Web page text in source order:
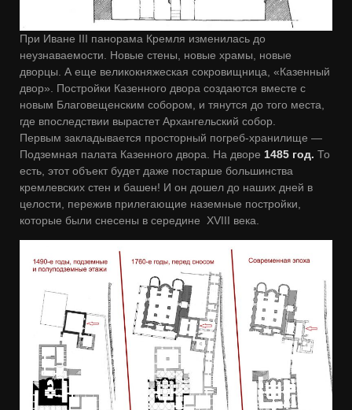
При Иване III панорама Кремля изменилась до
неузнаваемости. Новые стены, новые храмы, новые
дворцы. А еще великокняжеская сокровищница, «Казенный
двор». Постройки Казенного двора создаются вместе с
новым Благовещенским собором, и тянутся до того места,
где впоследствии вырастет Архангельский собор.
Первым закладывается просторный погреб-хранилище ―
Подземная палата Казенного двора. На дворе 1485 год. То
есть, этот объект будет даже постарше большинства
кремлевских стен и башен! И он дошел до наших дней в
целости, пережив прилегающие наземные постройки,
которые были снесены в середине XVIII века.